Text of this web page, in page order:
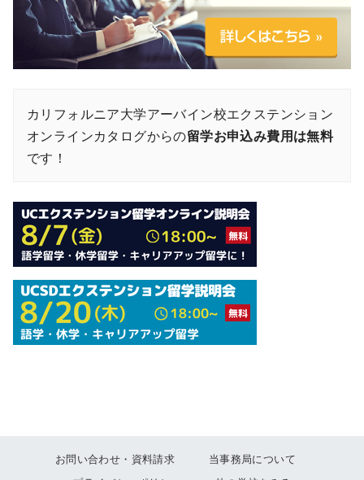
カリフォルニア大学アーバイン校エクステンション
オンラインカタログからの留学お申込み費用は無料
です！
お問い合わせ・資料請求
当事務局について